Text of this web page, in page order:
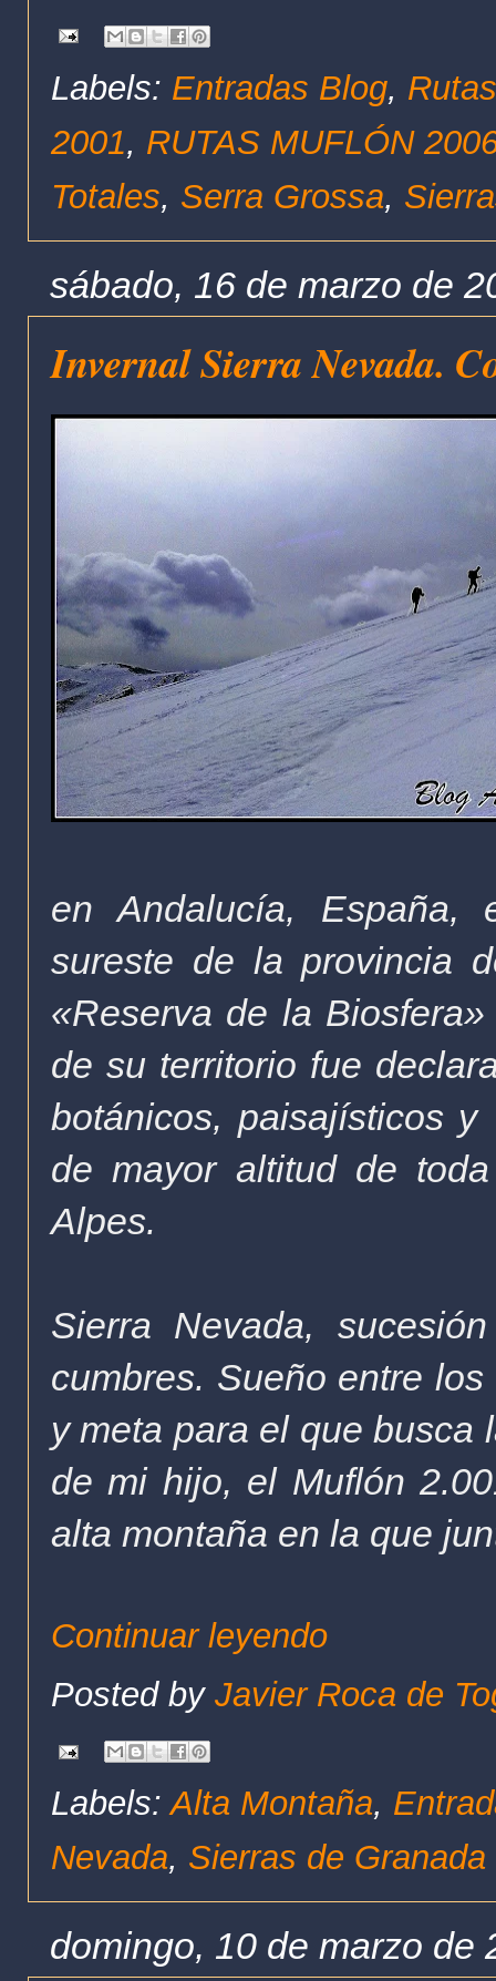
Labels: Entradas Blog,
2001, RUTAS MUFLÓN
Totales, Serra Grossa,
sábado, 16 de marzo de
Invernal Sierra Nevada.
enAndalucía, España,
sureste de la provincia
«Reserva de la Biosfera
de su territorio fue
botánicos, paisajísticosy
de mayor altitud de
Alpes.
Sierra Nevada,
cumbres. Sueño entre
y meta para el que busca
de mi hijo, el Muflón
alta montaña en la que
Continuar leyendo
Posted by Javier Roca de
Labels:Alta Montaña,
Nevada, Sierras de Granada
domingo, 10 de marzo de